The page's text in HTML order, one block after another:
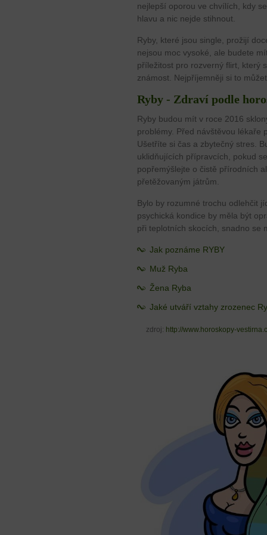
nejlepší oporou ve chvílích, kdy
hlavu a nic nejde stihnout.
Ryby, které jsou single, prožijí
nejsou moc vysoké, ale budete
příležitost pro rozverný flirt, který
známost. Nejpříjemněji si to
Ryby - Zdraví podle
Ryby budou mít v roce 2016
problémy. Před návštěvou lékaře
Ušetříte si čas a zbytečný stres.
uklidňujících přípravcích, pokud
popřemýšlejte o čistě přírodních
přetěžovaným játrům.
Bylo by rozumné trochu odlehčit
psychická kondice by měla být
při teplotních skocích, snadno se
Jak poznáme RYBY
Muž Ryba
Žena Ryba
Jaké utváří vztahy zrozenec
zdroj: http://www.horoskopy-